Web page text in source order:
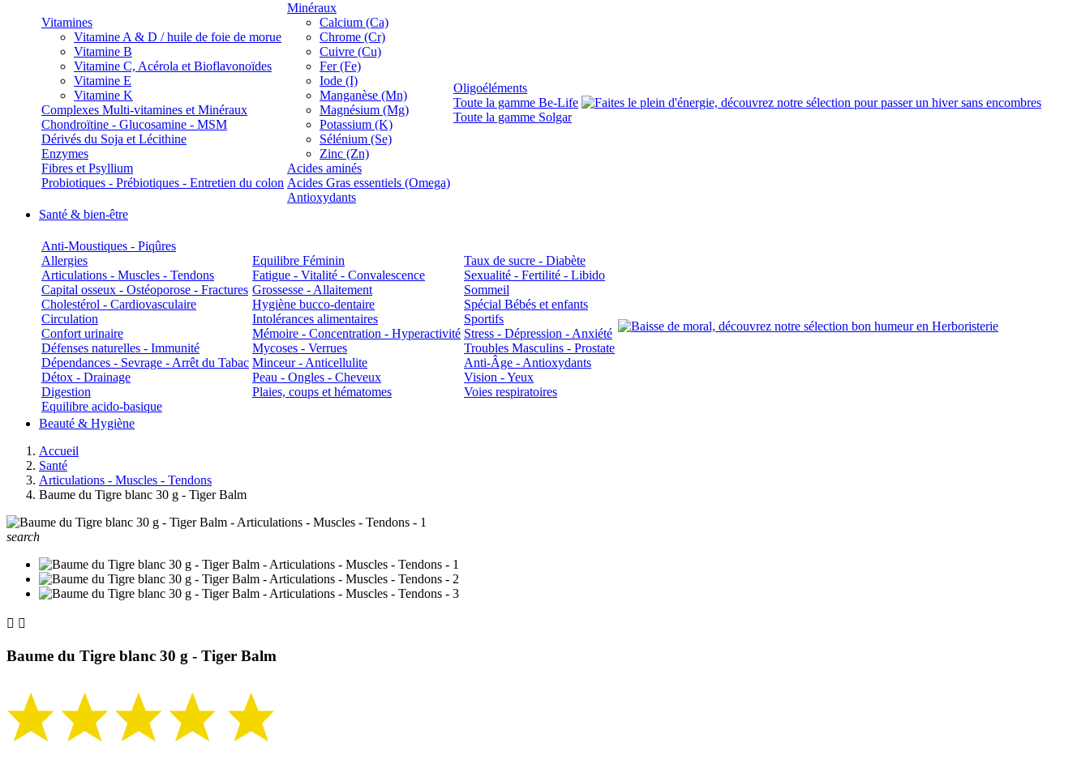
Vitamines
Vitamine A & D / huile de foie de morue
Vitamine B
Vitamine C, Acérola et Bioflavonoïdes
Vitamine E
Vitamine K
Complexes Multi-vitamines et Minéraux
Chondroïtine - Glucosamine - MSM
Dérivés du Soja et Lécithine
Enzymes
Fibres et Psyllium
Probiotiques - Prébiotiques - Entretien du colon
Minéraux
Calcium (Ca)
Chrome (Cr)
Cuivre (Cu)
Fer (Fe)
Iode (I)
Manganèse (Mn)
Magnésium (Mg)
Potassium (K)
Sélénium (Se)
Zinc (Zn)
Acides aminés
Acides Gras essentiels (Omega)
Antioxydants
Oligoéléments
Toute la gamme Be-Life
Toute la gamme Solgar
Santé & bien-être
Anti-Moustiques - Piqûres
Allergies
Articulations - Muscles - Tendons
Capital osseux - Ostéoporose - Fractures
Cholestérol - Cardiovasculaire
Circulation
Confort urinaire
Défenses naturelles - Immunité
Dépendances - Sevrage - Arrêt du Tabac
Détox - Drainage
Digestion
Equilibre acido-basique
Equilibre Féminin
Fatigue - Vitalité - Convalescence
Grossesse - Allaitement
Hygiène bucco-dentaire
Intolérances alimentaires
Mémoire - Concentration - Hyperactivité
Mycoses - Verrues
Minceur - Anticellulite
Peau - Ongles - Cheveux
Plaies, coups et hématomes
Taux de sucre - Diabète
Sexualité - Fertilité - Libido
Sommeil
Spécial Bébés et enfants
Sportifs
Stress - Dépression - Anxiété
Troubles Masculins - Prostate
Anti-Âge - Antioxydants
Vision - Yeux
Voies respiratoires
Beauté & Hygiène
Accueil
Santé
Articulations - Muscles - Tendons
Baume du Tigre blanc 30 g - Tiger Balm
search
 
Baume du Tigre blanc 30 g - Tiger Balm